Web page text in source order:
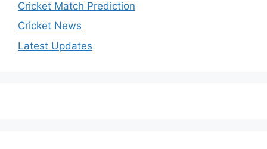
Cricket Match Prediction
Cricket News
Latest Updates